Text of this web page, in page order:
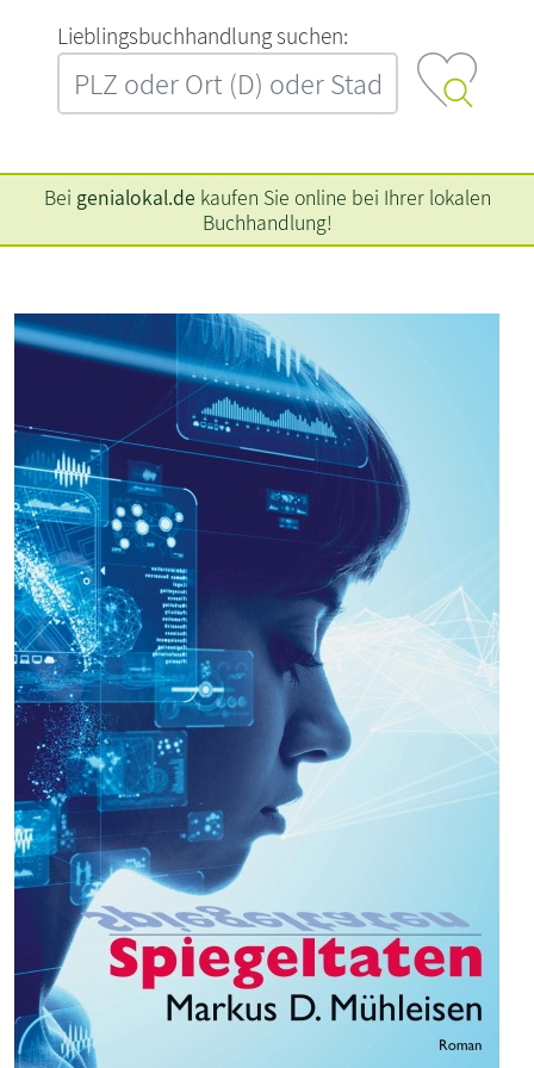
L‍i‍e‍b‍l‍i‍n‍g‍s‍b‍u‍c‍h‍h‍a‍n‍d‍l‍u‍n‍g‍ ‍s‍u‍c‍h‍e‍n‍:‍
Bei genialokal.de kaufen Sie online bei Ihrer lokalen
Buchhandlung!